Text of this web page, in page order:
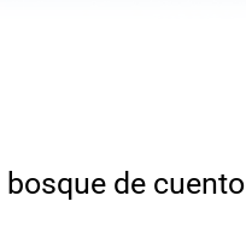
bosque de cuento